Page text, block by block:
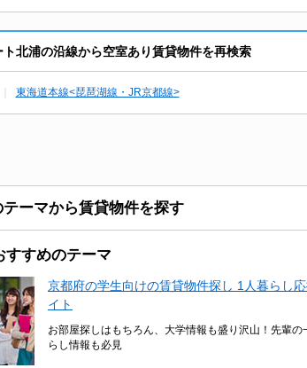
ト北浦の沿線から空室あり賃貸物件を再検索
東海道本線<琵琶湖線・JR京都線>
テーマから賃貸物件を探す
すすめのテーマ
京都府の学生向けの賃貸物件探し 1人暮らし
イト
お部屋探しはもちろん、大学情報も盛り沢山！先輩の
らし情報も必見